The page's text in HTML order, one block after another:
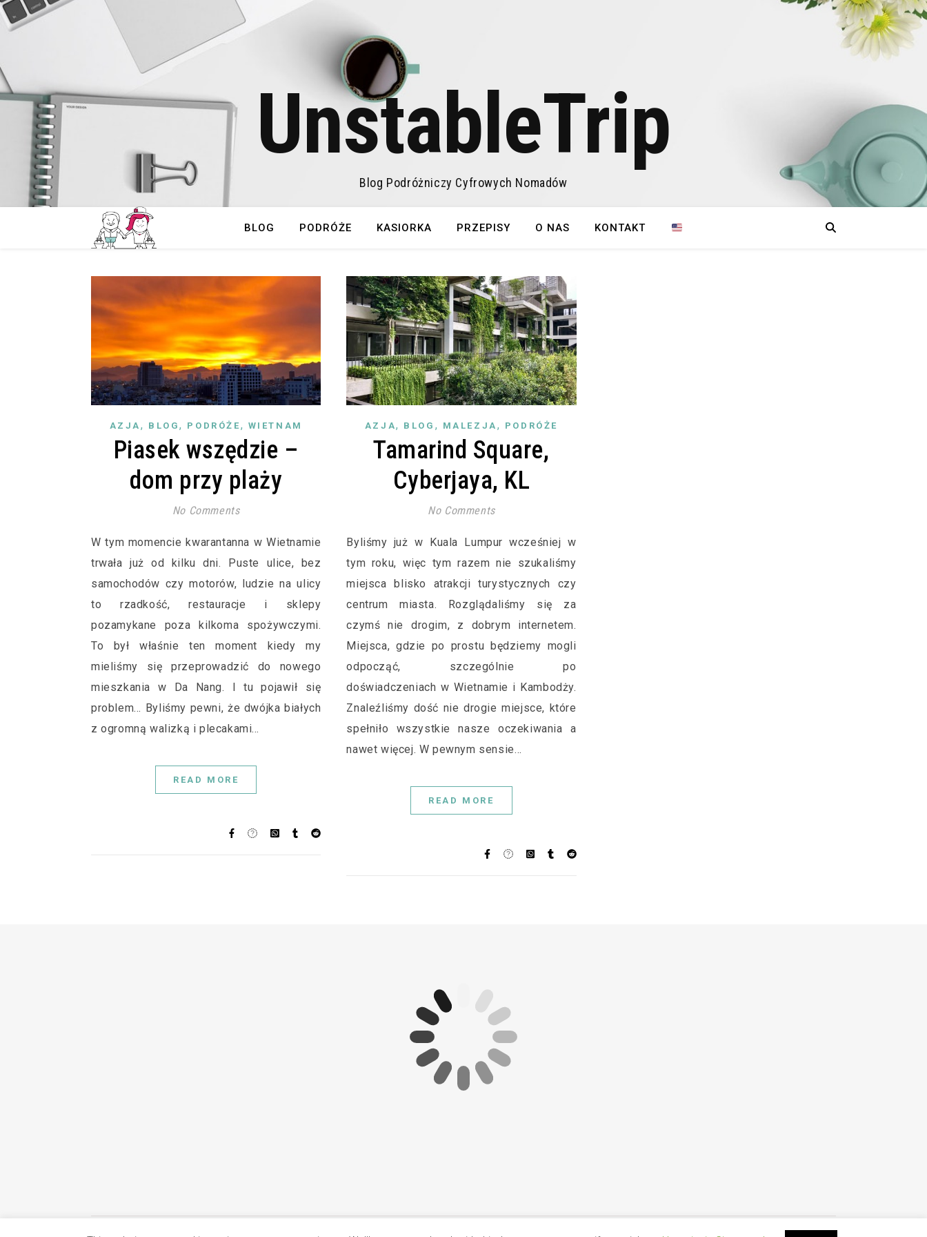
UnstableTrip
Blog Podróżniczy Cyfrowych Nomadów
BLOG PODRÓŻE KASIORKA PRZEPISY O NAS KONTAKT
AZJA , BLOG, PODRÓŻE , WIETNAM
Piasek wszędzie –
dom przy plaży
No Comments
W tym momencie kwarantanna w Wietnamie
trwała już od kilku dni. Puste ulice, bez
samochodów czy motorów, ludzie na ulicy
to rzadkość, restauracje i sklepy
pozamykane poza kilkoma spożywczymi.
To był właśnie ten moment kiedy my
mieliśmy się przeprowadzić do nowego
mieszkania w Da Nang. I tu pojawił się
problem... Byliśmy pewni, że dwójka białych
z ogromną walizką i plecakami…
READ MORE
AZJA, BLOG , MALEZJA , PODRÓŻE
Tamarind Square,
Cyberjaya, KL
No Comments
Byliśmy już w Kuala Lumpur wcześniej w
tym roku, więc tym razem nie szukaliśmy
miejsca blisko atrakcji turystycznych czy
centrum miasta. Rozglądaliśmy się za
czymś nie drogim, z dobrym internetem.
Miejsca, gdzie po prostu będziemy mogli
odpocząć, szczególnie po
doświadczeniach w Wietnamie i Kambodży.
Znaleźliśmy dość nie drogie miejsce, które
spełniło wszystkie nasze oczekiwania a
nawet więcej. W pewnym sensie…
READ MORE